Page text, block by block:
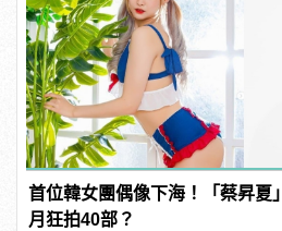
首位韓女團偶像下海！「蔡昇夏
月狂拍40部？